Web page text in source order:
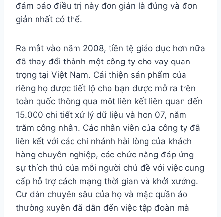
đảm bảo điều trị này đơn giản là đúng và đơn
giản nhất có thể.
Ra mắt vào năm 2008, tiền tệ giáo dục hơn nữa
đã thay đổi thành một công ty cho vay quan
trọng tại Việt Nam. Cải thiện sản phẩm của
riêng họ được tiết lộ cho bạn được mở ra trên
toàn quốc thông qua một liên kết liên quan đến
15.000 chi tiết xử lý dữ liệu và hơn 07, năm
trăm công nhân. Các nhân viên của công ty đã
liên kết với các chi nhánh hài lòng của khách
hàng chuyên nghiệp, các chức năng đáp ứng
sự thích thú của mỗi người chủ đề với việc cung
cấp hỗ trợ cách mạng thời gian và khởi xướng.
Cư dân chuyên sâu của họ và mặc quần áo
thường xuyên đã dẫn đến việc tập đoàn mà